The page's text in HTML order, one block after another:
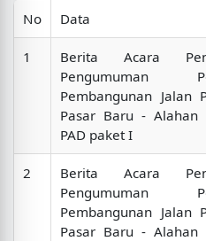
No Data
1
Berita Acara
Pengumuman
Pembangunan Jalan
Pasar Baru - Alahan
PAD paket I
2
Berita Acara
Pengumuman
Pembangunan Jalan
Pasar Baru - Alahan